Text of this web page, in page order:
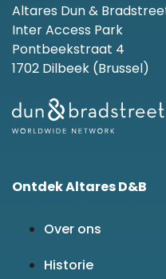
Altares Dun &
Inter Access Park
Pontbeekstraat 4
1702 Dilbeek (Brussel)
Ontdek Altares D&B
Over ons
Historie